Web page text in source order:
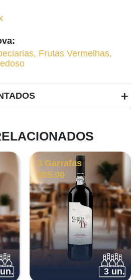
, Frutas Vermelhas,
+
3 Garrafas
€85.00
3 un.